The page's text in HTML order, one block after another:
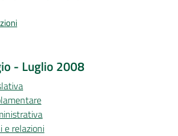
- Luglio 2008
e relazioni